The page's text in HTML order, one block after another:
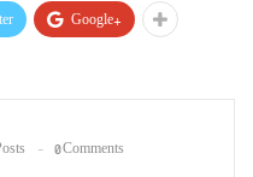
Google+
0 Comments